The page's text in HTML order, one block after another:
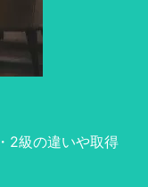
2級の違いや取得